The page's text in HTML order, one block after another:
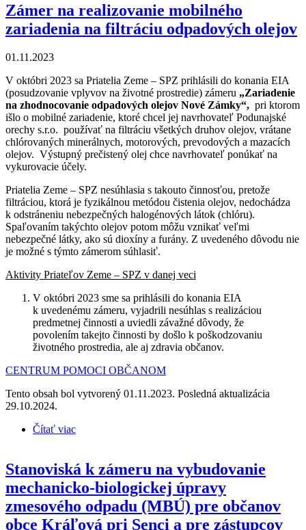
Zámer na realizovanie mobilného
zariadenia na filtráciu odpadových olejov
01.11.2023
V októbri 2023 sa Priatelia Zeme – SPZ prihlásili do konania EIA
(posudzovanie vplyvov na životné prostredie) zámeru „Zariadenie
na zhodnocovanie odpadových olejov Nové Zámky“, pri ktorom
išlo o mobilné zariadenie, ktoré chcel jej navrhovateľ Podunajské
orechy s.r.o. používať na filtráciu všetkých druhov olejov, vrátane
chlórovaných minerálnych, motorových, prevodových a mazacích
olejov. Výstupný prečistený olej chce navrhovateľ ponúkať na
vykurovacie účely.
Priatelia Zeme – SPZ nesúhlasia s takouto činnosťou, pretože
filtráciou, ktorá je fyzikálnou metódou čistenia olejov, nedochádza
k odstráneniu nebezpečných halogénových látok (chlóru).
Spaľovaním takýchto olejov potom môžu vznikať veľmi
nebezpečné látky, ako sú dioxíny a furány. Z uvedeného dôvodu nie
je možné s týmto zámerom súhlasiť.
Aktivity Priateľov Zeme – SPZ v danej veci
V októbri 2023 sme sa prihlásili do konania EIA
k uvedenému zámeru, vyjadrili nesúhlas s realizáciou
predmetnej činnosti a uviedli závažné dôvody, že
povolením takejto činnosti by došlo k poškodzovaniu
životného prostredia, ale aj zdravia občanov.
CENTRUM POMOCI OBČANOM
Tento obsah bol vytvorený 01.11.2023. Posledná aktualizácia
29.10.2024.
Čítať viac
Stanoviská k zámeru na vybudovanie
mechanicko-biologickej úpravy
zmesového odpadu (MBÚ) pre občanov
obce Kráľová pri Senci a pre zástupcov